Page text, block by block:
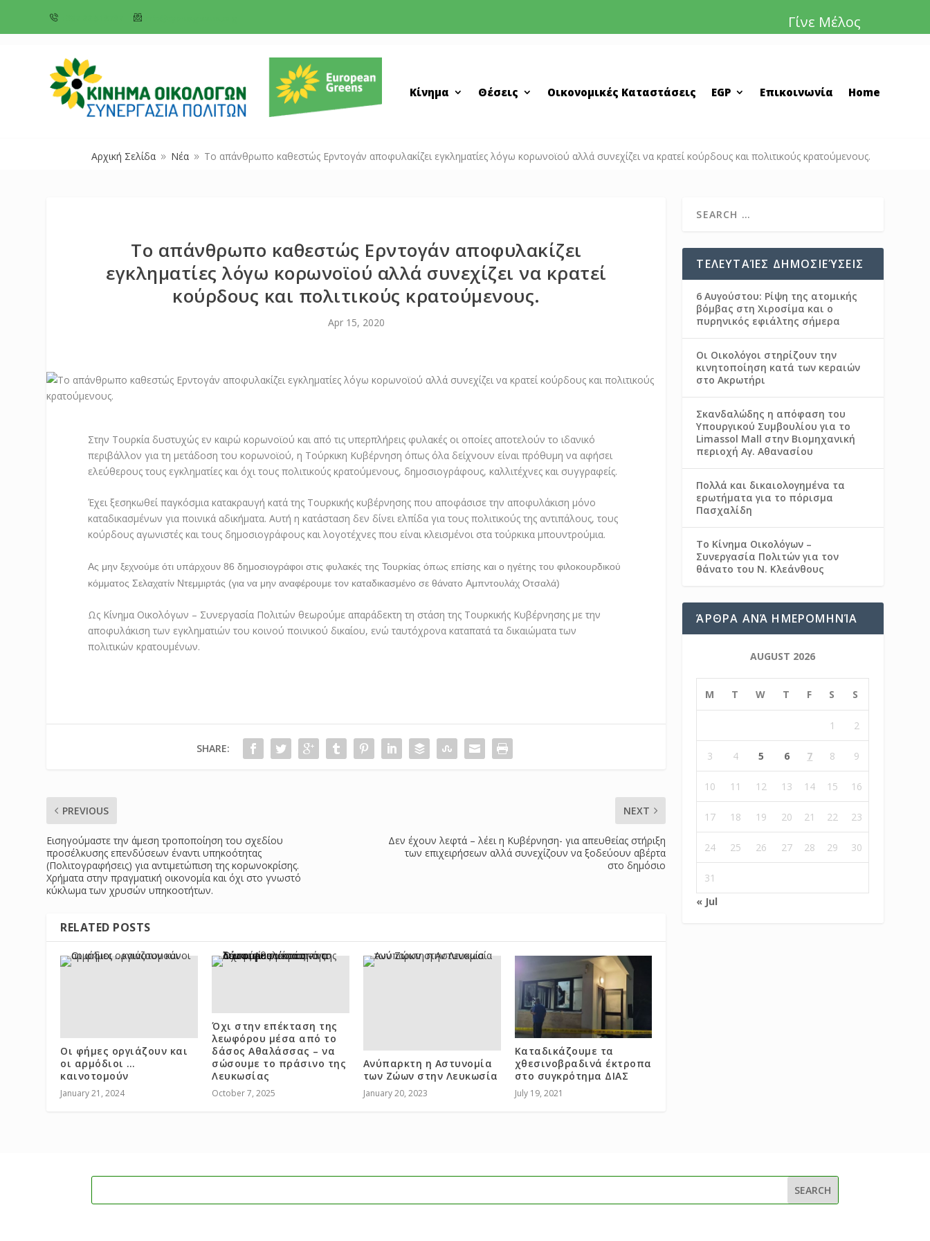
Γίνε Μέλος
Κίνημα Θέσεις Οικονομικές Καταστάσεις EGP Επικοινωνία Home
Αρχική Σελίδα 9 Νέα 9 Το απάνθρωπο καθεστώς Ερντογάν αποφυλακίζει εγκληματίες λόγω κορωνοϊού αλλά συνεχίζει να κρατεί κούρδους και πολιτικούς κρατούμενους.
Το απάνθρωπο καθεστώς Ερντογάν αποφυλακίζει
εγκληματίες λόγω κορωνοϊού αλλά συνεχίζει να κρατεί
κούρδους και πολιτικούς κρατούμενους.
Apr 15, 2020
Στην Τουρκία δυστυχώς εν καιρώ κορωνοϊού και από τις υπερπλήρεις φυλακές οι οποίες αποτελούν το ιδανικό
περιβάλλον για τη μετάδοση του κορωνοϊού, η Τούρκικη Κυβέρνηση όπως όλα δείχνουν είναι πρόθυμη να αφήσει
ελεύθερους τους εγκληματίες και όχι τους πολιτικούς κρατούμενους, δημοσιογράφους, καλλιτέχνες και συγγραφείς.
Έχει ξεσηκωθεί παγκόσμια κατακραυγή κατά της Τουρκικής κυβέρνησης που αποφάσισε την αποφυλάκιση μόνο
καταδικασμένων για ποινικά αδικήματα. Αυτή η κατάσταση δεν δίνει ελπίδα για τους πολιτικούς της αντιπάλους, τους
κούρδους αγωνιστές και τους δημοσιογράφους και λογοτέχνες που είναι κλεισμένοι στα τούρκικα μπουντρούμια.
Ας μην ξεχνούμε ότι υπάρχουν 86 δημοσιογράφοι στις φυλακές της Τουρκίας όπως επίσης και ο ηγέτης του φιλοκουρδικού
κόμματος Σελαχατίν Ντεμμιρτάς (για να μην αναφέρουμε τον καταδικασμένο σε θάνατοΑμπντουλάχ Οτσαλά)
Ως Κίνημα Οικολόγων – Συνεργασία Πολιτών θεωρούμε απαράδεκτη τη στάση της Τουρκικής Κυβέρνησης με την
αποφυλάκιση των εγκληματιών του κοινού ποινικού δικαίου, ενώ ταυτόχρονα καταπατά τα δικαιώματα των
πολιτικών κρατουμένων.
SHARE:
PREVIOUS
Εισηγούμαστε την άμεση τροποποίηση του σχεδίου
προσέλκυσης επενδύσεων έναντι υπηκοότητας
(Πολιτογραφήσεις) για αντιμετώπιση της κορωνοκρίσης.
Χρήματα στην πραγματική οικονομία και όχι στο γνωστό
κύκλωμα των χρυσών υπηκοοτήτων.
NEXT
Δεν έχουν λεφτά – λέει η Κυβέρνηση- για απευθείας στήριξη
των επιχειρήσεων αλλά συνεχίζουν να ξοδεύουν αβέρτα
στο δημόσιο
RELATED POSTS
Οι φήμες οργιάζουν και
οι αρμόδιοι …
καινοτομούν
January 21, 2024
Όχι στην επέκταση της
λεωφόρου μέσα από το
δάσος Αθαλάσσας – να
σώσουμε το πράσινο της
Λευκωσίας
October 7, 2025
Ανύπαρκτη η Αστυνομία
των Ζώων στην Λευκωσία
January 20, 2023
Καταδικάζουμε τα
χθεσινοβραδινά έκτροπα
στο συγκρότημα ΔΙΑΣ
July 19, 2021
ΤΕΛΕΥΤΑΊΕΣ ΔΗΜΟΣΙΕΎΣΕΙΣ
6 Αυγούστου: Ρίψη της ατομικής
βόμβας στη Χιροσίμα και ο
πυρηνικός εφιάλτης σήμερα
Οι Οικολόγοι στηρίζουν την
κινητοποίηση κατά των κεραιών
στο Ακρωτήρι
Σκανδαλώδης η απόφαση του
Υπουργικού Συμβουλίου για το
Limassol Mall στην Βιομηχανική
περιοχή Αγ. Αθανασίου
Πολλά και δικαιολογημένα τα
ερωτήματα για το πόρισμα
Πασχαλίδη
Το Κίνημα Οικολόγων –
Συνεργασία Πολιτών για τον
θάνατο του Ν. Κλεάνθους
ΆΡΘΡΑ ΑΝΆ ΗΜΕΡΟΜΗΝΊΑ
AUGUST 2026
M T W T F S S
1 2
3 4 5 6 7 8 9
10 11 12 13 14 15 16
17 18 19 20 21 22 23
24 25 26 27 28 29 30
31
« Jul